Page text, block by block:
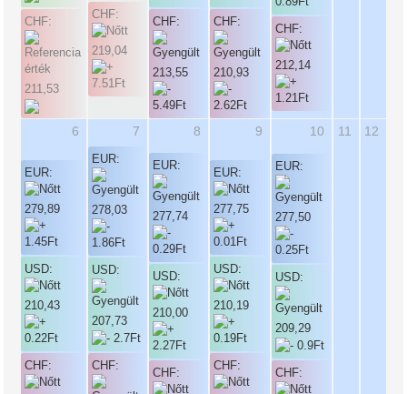
CHF:
211,53
CHF:
219,04
CHF:
213,55
CHF:
210,93
CHF:
212,14
6
EUR:
279,89
USD:
210,43
CHF:
7
EUR:
278,03
USD:
207,73
CHF:
8
EUR:
277,74
USD:
210,00
CHF:
9
EUR:
277,75
USD:
210,19
CHF:
10
EUR:
277,50
USD:
209,29
CHF:
11 12